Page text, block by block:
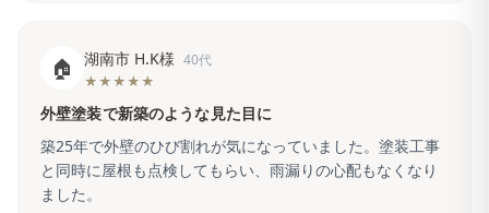
🏠 湖南市 H.K様 40代
★★★★★
外壁塗装で新築のような見た目に
築25年で外壁のひび割れが気になっていました。塗装工事
と同時に屋根も点検してもらい、雨漏りの心配もなくなり
ました。